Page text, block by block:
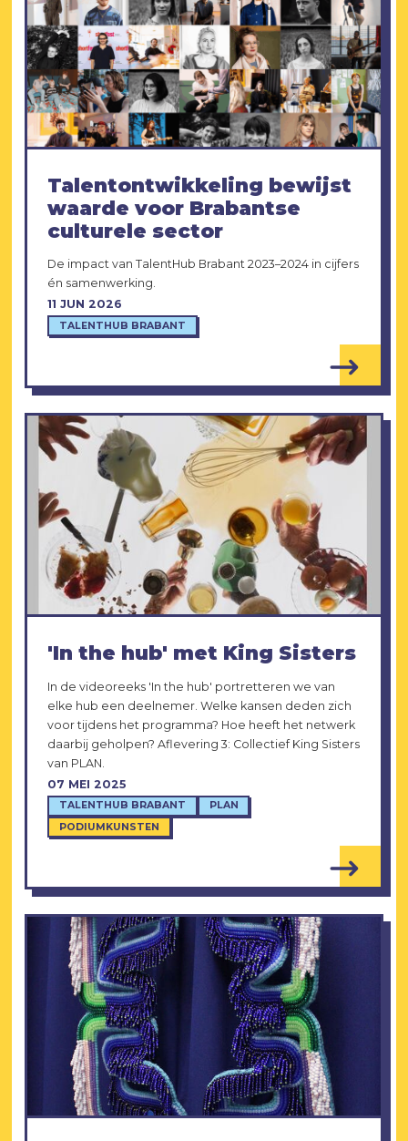
11 JUN 2026
TALENTHUB BRABANT
Talentontwikkeling bewijst
waarde voor Brabantse
culturele sector
De impact van TalentHub Brabant 2023–2024 in cijfers
én samenwerking.
07 MEI 2025
TALENTHUB BRABANT
PLAN
PODIUMKUNSTEN
'In the hub' met King Sisters
In de videoreeks 'In the hub' portretteren we van
elke hub een deelnemer. Welke kansen deden zich
voor tijdens het programma? Hoe heeft het netwerk
daarbij geholpen? Aflevering 3: Collectief King Sisters
van PLAN.